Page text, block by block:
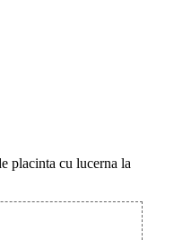
placinta cu lucerna la